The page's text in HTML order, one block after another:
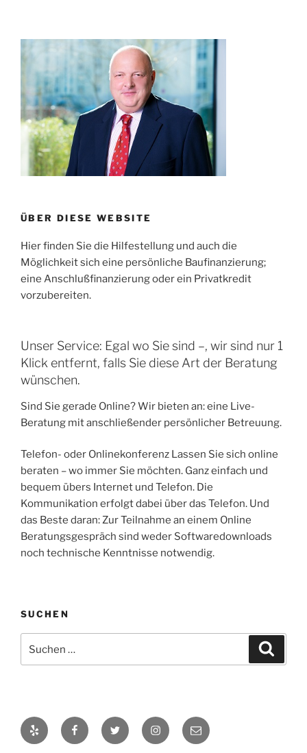
ÜBER DIESE WEBSITE
Hier finden Sie die Hilfestellung und auch die
Möglichkeit sich eine persönliche Baufinanzierung;
eine Anschlußfinanzierung oder ein Privatkredit
vorzubereiten.
Unser Service: Egal wo Sie sind –, wir sind nur 1
Klick entfernt, falls Sie diese Art der Beratung
wünschen.
Sind Sie gerade Online? Wir bieten an: eine Live-
Beratung mit anschließender persönlicher Betreuung.
Telefon- oder Onlinekonferenz Lassen Sie sich online
beraten – wo immer Sie möchten. Ganz einfach und
bequem übers Internet und Telefon. Die
Kommunikation erfolgt dabei über das Telefon. Und
das Beste daran: Zur Teilnahme an einem Online
Beratungsgespräch sind weder Softwaredownloads
noch technische Kenntnisse notwendig.
SUCHEN
nach:
Yelp FacebookTwitter Instagram
E-
Mail